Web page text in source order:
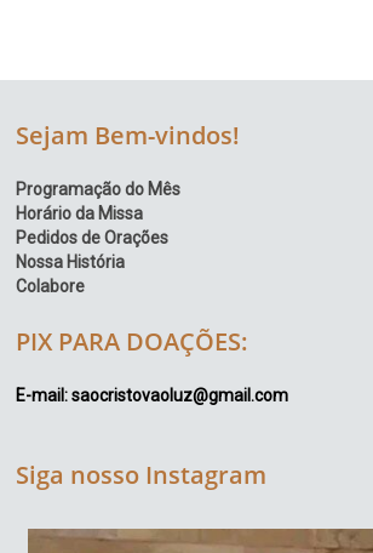
Sejam Bem-vindos!
Programação do Mês
Horário da Missa
Pedidos de Orações
Nossa História
Colabore
PIX PARA DOAÇÕES:
E-mail: saocristovaoluz@gmail.com
Siga nosso Instagram